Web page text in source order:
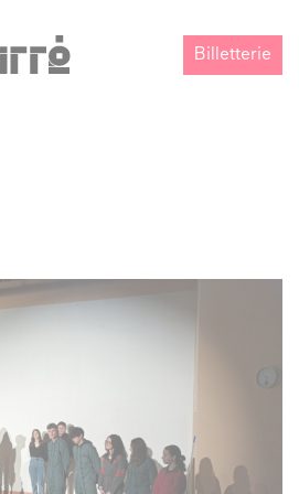
Billetterie